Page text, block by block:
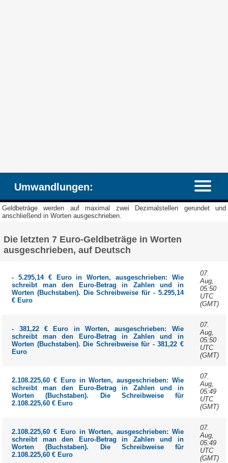
Umwandlungen:
Geldbeträge werden auf maximal zwei Dezimalstellen gerundet und
anschließend in Worten ausgeschrieben.
Die letzten 7 Euro-Geldbeträge in Worten
ausgeschrieben, auf Deutsch
- 5.295,14 € Euro in Worten, ausgeschrieben: Wie
schreibt man den Euro-Betrag in Zahlen und in
Worten (Buchstaben). Die Schreibweise für - 5.295,14
€ Euro
07.
Aug,
05:50
UTC
(GMT)
- 381,22 € Euro in Worten, ausgeschrieben: Wie
schreibt man den Euro-Betrag in Zahlen und in
Worten (Buchstaben). Die Schreibweise für - 381,22 €
Euro
07.
Aug,
05:50
UTC
(GMT)
2.108.225,60 € Euro in Worten, ausgeschrieben: Wie
schreibt man den Euro-Betrag in Zahlen und in
Worten (Buchstaben). Die Schreibweise für
2.108.225,60 € Euro
07.
Aug,
05:49
UTC
(GMT)
2.108.225,60 € Euro in Worten, ausgeschrieben: Wie
schreibt man den Euro-Betrag in Zahlen und in
Worten (Buchstaben). Die Schreibweise für
2.108.225,60 € Euro
07.
Aug,
05:49
UTC
(GMT)